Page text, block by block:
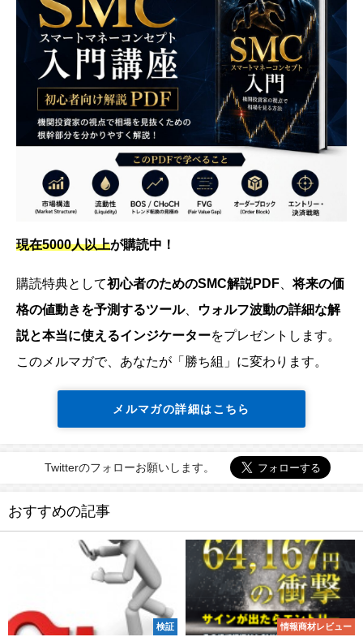
現在5000人以上が購読中！
購読特典として初心者のためのSMC解説PDF 、将来の価
格の値動きを予測するツール、
ウォルフ波動の詳細な解
説と本当に使えるインジケーターをプレゼントします。
このメルマガで、あなたが「勝ち組」に変わります。
メルマガの詳細はこちら
Twitterのフォローお願いします。
おすすめの記事
検証 情報商材レビュー